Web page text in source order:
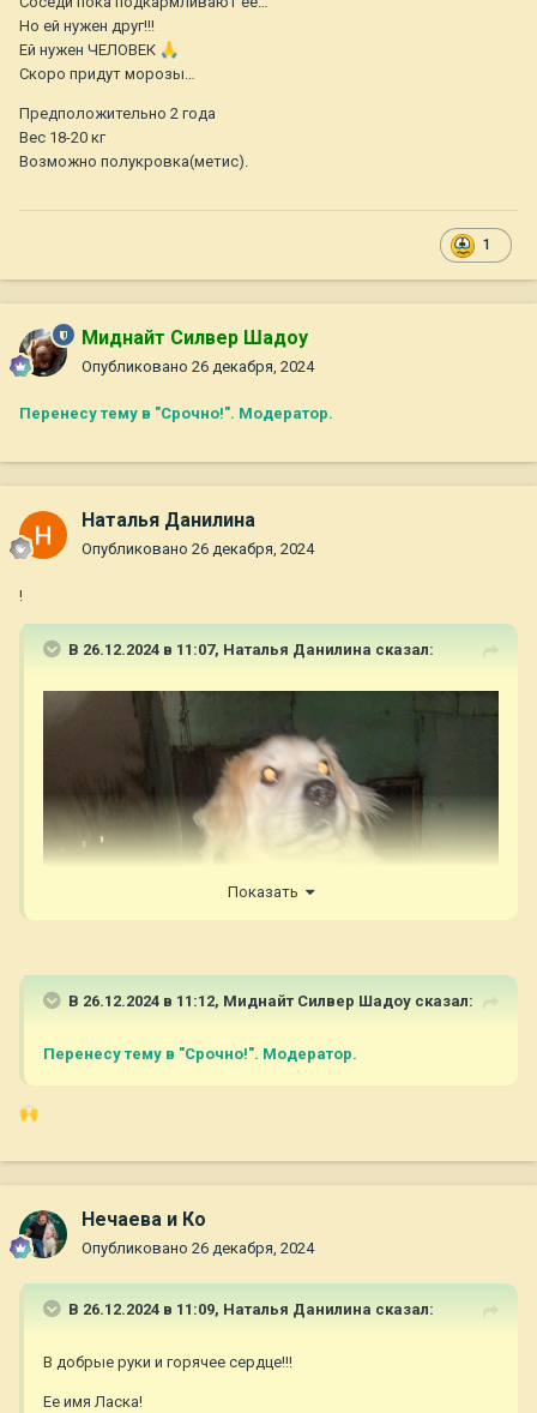
Но ей нужен друг!!!
Ей нужен ЧЕЛОВЕК 🙏
Скоро придут морозы…
Предположительно 2 года
Вес 18-20 кг
Возможно полукровка(метис).
1
Миднайт Силвер Шадоу
Опубликовано 26 декабря, 2024
Перенесу тему в "Срочно!". Модератор.
Наталья Данилина
Опубликовано 26 декабря, 2024
!
В 26.12.2024 в 11:07, Наталья Данилина сказал:
Показать
В 26.12.2024 в 11:12, Миднайт Силвер Шадоу сказал:
Перенесу тему в "Срочно!". Модератор.
🙌
Нечаева и Ко
Опубликовано 26 декабря, 2024
В 26.12.2024 в 11:09, Наталья Данилина сказал:
В добрые руки и горячее сердце!!!
Ее имя Ласка!